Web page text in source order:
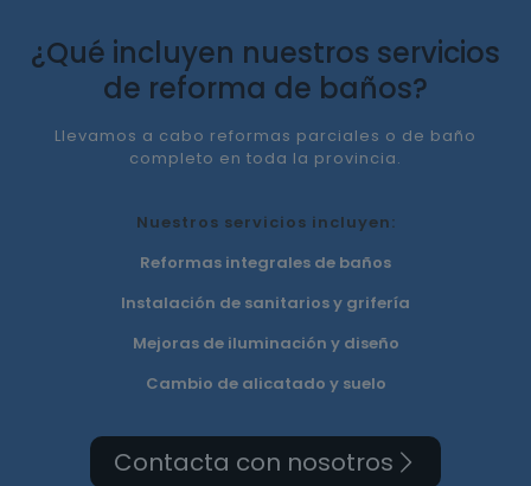
¿Qué incluyen nuestros servicios
de reforma de baños?
Llevamos a cabo reformas parciales o de baño
completo en toda la provincia.
Nuestros servicios incluyen:
Reformas integrales de baños
Instalación de sanitarios y grifería
Mejoras de iluminación y diseño
Cambio de alicatado y suelo
Contacta con nosotros